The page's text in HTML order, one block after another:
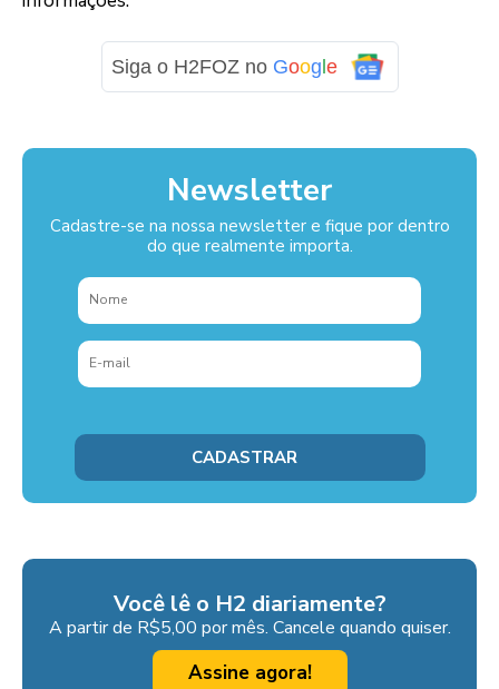
Siga o H2FOZ no Goog e
Newsletter
Cadastre-se na nossa newsletter e fique por dentro
do que realmente importa.
Você lê o H2 diariamente?
A partir de R$5,00 por mês. Cancele quando quiser.
Assine agora!